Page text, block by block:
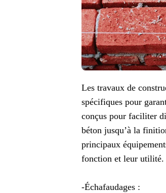
Les travaux de
spécifiques pour
conçus pour faciliter
béton jusqu’à la
principaux
fonction et leur utilité.
-Échafaudages :